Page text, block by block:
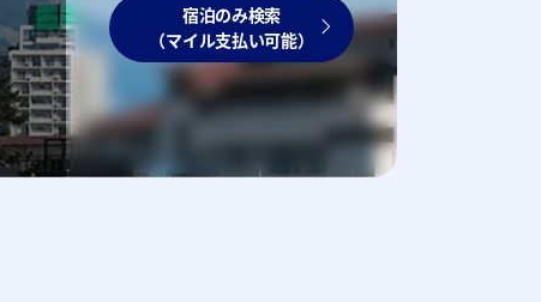
宿泊のみ検索
（マイル支払い可能）